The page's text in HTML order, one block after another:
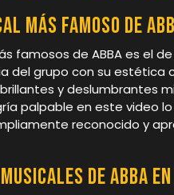
más famoso de
famosos de ABBA es el
del grupo con su estética
y deslumbrantes
palpable en este video
reconocido y
de ABBA